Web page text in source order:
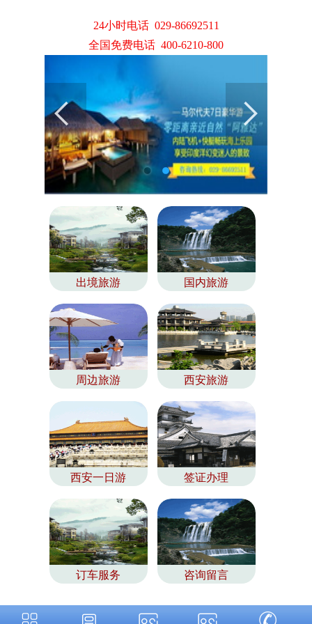
24小时电话 029-86692511
全国免费电话 400-6210-800
出境旅游 国内旅游
周边旅游 西安旅游
西安一日游 签证办理
订车服务 咨询留言